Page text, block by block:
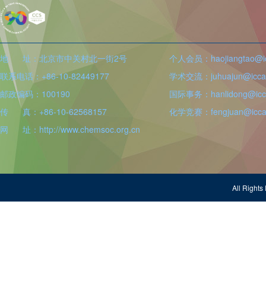
地 址：北京市中关村北一街2号
联系电话：+86-10-82449177
邮政编码：100190
传 真：+86-10-62568157
网 址：http://www.chemsoc.org.cn
个人会员：
学术交流：
国际事务：
化学竞赛：
All Rights